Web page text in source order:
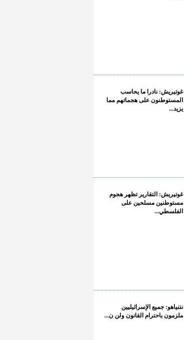
غوتيريش: نادرا ما يحاسب
المستوطنون على هجماتهم مما
يزيد...
غوتيريش: التقارير تظهر هجوم
مستوطنين مسلحين على
الفلسطي...
نتنياهو: جميع الإسرائيليين
ملزمون باحترام القانون ولن ن...